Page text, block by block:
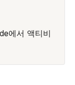
에서 액티비